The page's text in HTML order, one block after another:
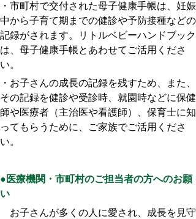
・市町村で交付された母子健康手帳は、妊娠
中から子育て期までの健診や予防接種などの
記録がされます。リトルベビーハンドブック
は、母子健康手帳とあわせてご活用くださ
い。
・お子さんの成長の記録を残すため、また、
その記録を健診や受診時、就園時などに保健
師や医療者（主治医や看護師）、保育士に知
ってもらうために、ご家族でご活用くださ
い。
●医療機関・市町村のご担当者の方へのお願
い
お子さんが多くの人に愛され、成長を見守